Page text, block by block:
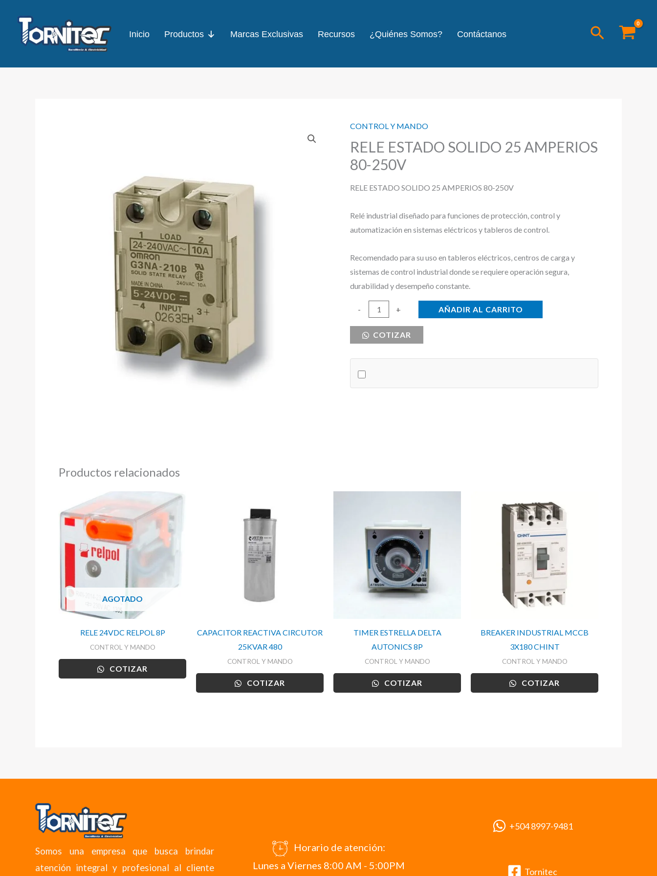
contenido
Inicio Productos Marcas Exclusivas Recursos ¿Quiénes Somos? Contáctanos Buscar
CONTROL Y MANDO
RELE ESTADO SOLIDO 25 AMPERIOS
80-250V
RELE ESTADO SOLIDO 25 AMPERIOS 80-250V
Relé industrial diseñado para funciones de protección, control y
automatización en sistemas eléctricos y tableros de control.
Recomendado para su uso en tableros eléctricos, centros de carga y
sistemas de control industrial donde se requiere operación segura,
durabilidad y desempeño constante.
-
SOLIDO
80-
+ AÑADIR AL CARRITO
COTIZAR
Productos relacionados
AGOTADO
RELE 24VDC RELPOL 8P
CONTROL Y MANDO
COTIZAR
CAPACITOR REACTIVA CIRCUTOR
25KVAR 480
CONTROL Y MANDO
COTIZAR
TIMER ESTRELLA DELTA
AUTONICS 8P
CONTROL Y MANDO
COTIZAR
BREAKER INDUSTRIAL MCCB
3X180 CHINT
CONTROL Y MANDO
COTIZAR
Somos una empresa que busca brindar
atención integral y profesional al cliente
Horario de atención:
Lunes a Viernes 8:00 AM - 5:00PM
+504 8997-9481
Tornitec